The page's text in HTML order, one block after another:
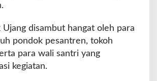
Ujang disambut hangat oleh para
pondok pesantren, tokoh
para wali santri yang
kegiatan.